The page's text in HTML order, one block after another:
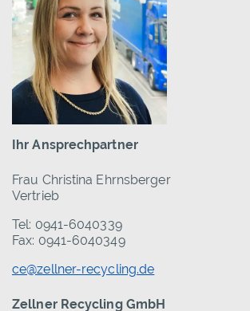
Ihr Ansprechpartner
Frau Christina Ehrnsberger
Vertrieb
Tel: 0941-6040339
Fax: 0941-6040349
ce@zellner-recycling.de
Zellner Recycling GmbH